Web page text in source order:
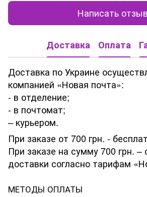
Написать отзыв
Доставка Оплата
Доставка по Украине
компанией «Новая почта»:
- в отделение;
- в почтомат;
– курьером.
При заказе от 700 грн. -
При заказе на сумму 700 грн. –
доставки согласно тарифам
МЕТОДЫ ОПЛАТЫ